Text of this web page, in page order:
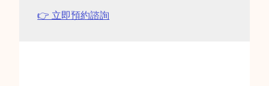
👉 立即預約諮詢